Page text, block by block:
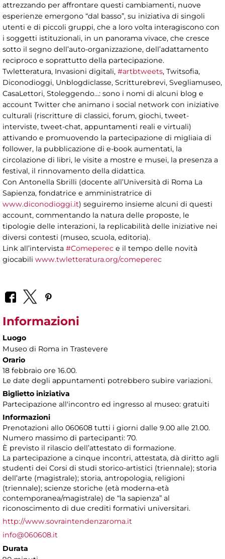
attrezzando per affrontare questi cambiamenti, nuove
esperienze emergono “dal basso”, su iniziativa di singoli
utenti e di piccoli gruppi, che a loro volta interagiscono con
i soggetti istituzionali, in un panorama vivace, che cresce
sotto il segno dell’auto-organizzazione, dell’adattamento
reciproco e soprattutto della partecipazione.
Twletteratura, Invasioni digitali, #artbtweets, Twitsofia,
Diconodioggi, Unblogdiclasse, Scritturebrevi, Svegliamuseo,
CasaLettori, Stoleggendo…: sono i nomi di alcuni blog e
account Twitter che animano i social network con iniziative
culturali (riscritture di classici, forum, giochi, tweet-
interviste, tweet-chat, appuntamenti reali e virtuali)
attivando e promuovendo la partecipazione di migliaia di
follower, la pubblicazione di e-book aumentati, la
circolazione di libri, le visite a mostre e musei, la presenza a
festival, il rinnovamento della didattica.
Con Antonella Sbrilli (docente all’Università di Roma La
Sapienza, fondatrice e amministratrice di
www.diconodioggi.it) seguiremo insieme alcuni di questi
account, commentando la natura delle proposte, le
tipologie delle interazioni, la replicabilità delle iniziative nei
diversi contesti (museo, scuola, editoria).
Link all’intervista #Comeperec e il tempo delle novità
giocabili www.twletteratura.org/comeperec
Informazioni
Luogo
Museo di Roma in Trastevere
Orario
18 febbraio ore 16.00.
Le date degli appuntamenti potrebbero subire variazioni.
Biglietto iniziativa
Partecipazione all'incontro ed ingresso al museo: gratuiti
Informazioni
Prenotazioni allo 060608 tutti i giorni dalle 9.00 alle 21.00.
Numero massimo di partecipanti: 70.
È previsto il rilascio dell’attestato di formazione.
La partecipazione a cinque incontri, attestata, dà diritto agli
studenti dei Corsi di studi storico-artistici (triennale); storia
dell’arte (magistrale); storia, antropologia, religioni
(triennale); scienze storiche (età moderna-età
contemporanea/magistrale) de “la sapienza” al
riconoscimento di due crediti formativi universitari.
http://www.sovraintendenzaroma.it
info@060608.it
Durata